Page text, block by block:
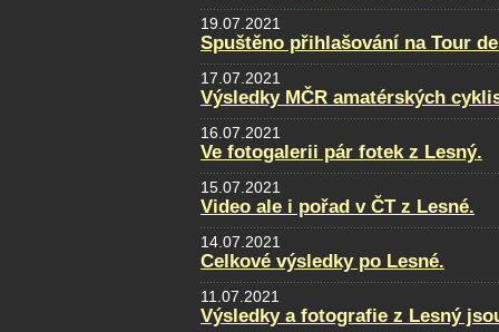
19.07.2021
Spuštěno přihlašování na Tour
17.07.2021
Výsledky MČR amatérských
16.07.2021
Ve fotogalerii pár fotek z Lesný.
15.07.2021
Video ale i pořad v ČT z Lesné.
14.07.2021
Celkové výsledky po Lesné.
11.07.2021
Výsledky a fotografie z Lesný